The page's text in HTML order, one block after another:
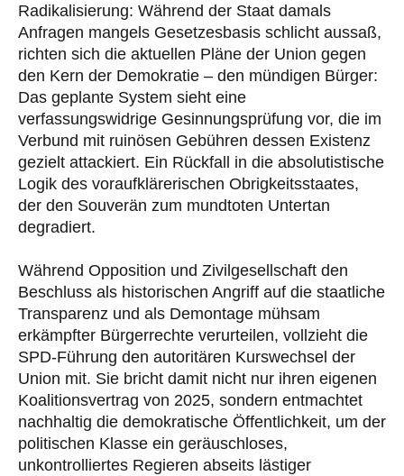
Radikalisierung: Während der Staat damals
Anfragen mangels Gesetzesbasis schlicht aussaß,
richten sich die aktuellen Pläne der Union gegen
den Kern der Demokratie – den mündigen Bürger:
Das geplante System sieht eine
verfassungswidrige Gesinnungsprüfung vor, die im
Verbund mit ruinösen Gebühren dessen Existenz
gezielt attackiert. Ein Rückfall in die absolutistische
Logik des voraufklärerischen Obrigkeitsstaates,
der den Souverän zum mundtoten Untertan
degradiert.
Während Opposition und Zivilgesellschaft den
Beschluss als historischen Angriff auf die staatliche
Transparenz und als Demontage mühsam
erkämpfter Bürgerrechte verurteilen, vollzieht die
SPD-Führung den autoritären Kurswechsel der
Union mit. Sie bricht damit nicht nur ihren eigenen
Koalitionsvertrag von 2025, sondern entmachtet
nachhaltig die demokratische Öffentlichkeit, um der
politischen Klasse ein geräuschloses,
unkontrolliertes Regieren abseits lästiger